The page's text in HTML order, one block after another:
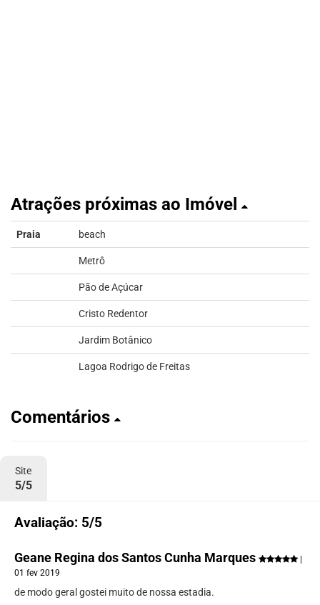
Atrações próximas ao Imóvel
Praia beach
Metrô
Pão de Açúcar
Cristo Redentor
Jardim Botânico
Lagoa Rodrigo de Freitas
Comentários
Site
5/5
Avaliação: 5/5
Geane Regina dos Santos Cunha Marques
01 fev 2019
de modo geral gostei muito de nossa estadia.